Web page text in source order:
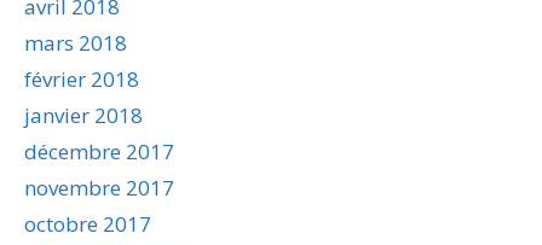
avril 2018
mars 2018
février 2018
janvier 2018
décembre 2017
novembre 2017
octobre 2017